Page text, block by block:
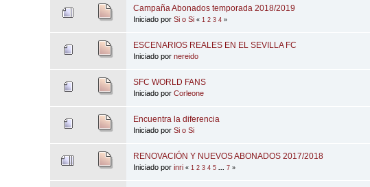
Campaña Abonados temporada 2018/2019
Iniciado porSi o Si «1 2 3 4 »
ESCENARIOS REALES EN EL SEVILLA FC
Iniciado pornereido
SFC WORLD FANS
Iniciado porCorleone
Encuentra la diferencia
Iniciado porSi o Si
RENOVACIÓN Y NUEVOS ABONADOS 2017/2018
Iniciado porinri «1 2 3 4 5 ...7 »